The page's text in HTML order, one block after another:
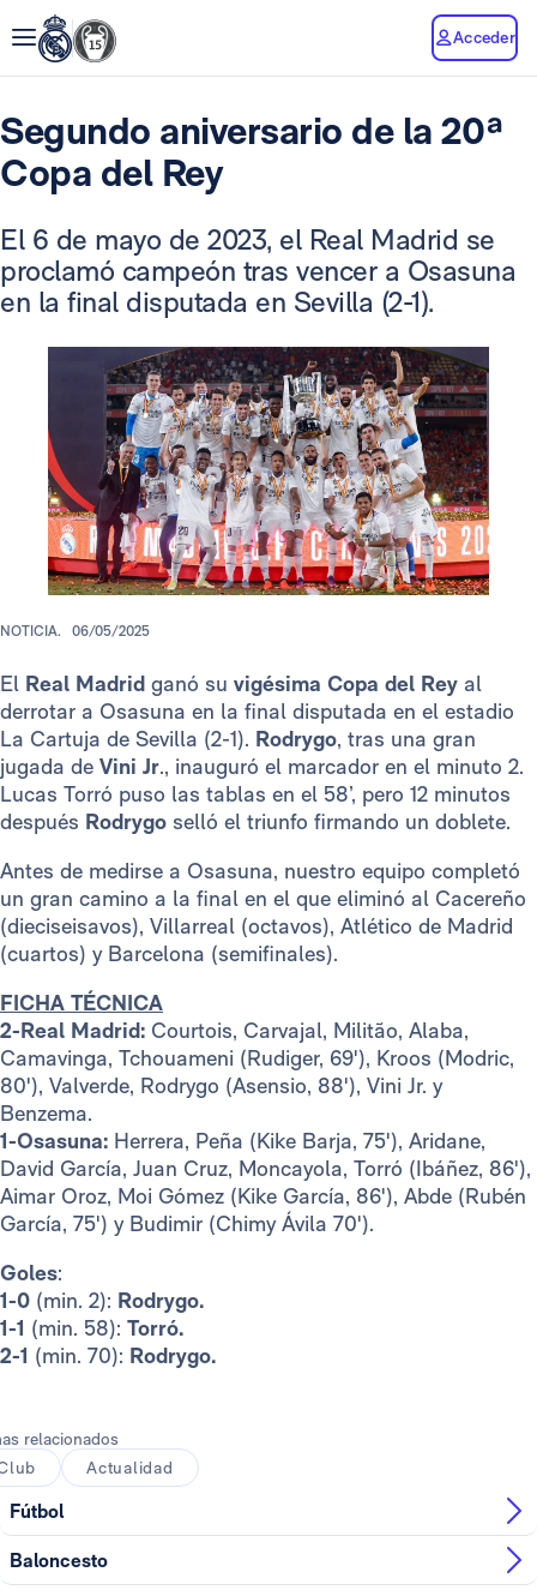
Acceder
Segundo aniversario de la 20ª
Copa del Rey
El 6 de mayo de 2023, el Real Madrid se
proclamó campeón tras vencer a Osasuna
en la final disputada en Sevilla (2-1).
NOTICIA. 06/05/2025
El Real Madrid ganó su vigésima Copa del Rey al
derrotar a Osasuna en la final disputada en el estadio
La Cartuja de Sevilla (2-1). Rodrygo, tras una gran
jugada de Vini Jr., inauguró el marcador en el minuto 2.
Lucas Torró puso las tablas en el 58’, pero 12 minutos
después Rodrygo selló el triunfo firmando un doblete.
Antes de medirse a Osasuna, nuestro equipo completó
un gran camino a la final en el que eliminó al Cacereño
(dieciseisavos), Villarreal (octavos), Atlético de Madrid
(cuartos) y Barcelona (semifinales).
FICHA TÉCNICA
2-Real Madrid: Courtois, Carvajal, Militão, Alaba,
Camavinga, Tchouameni (Rudiger, 69'), Kroos (Modric,
80'), Valverde, Rodrygo (Asensio, 88'), Vini Jr. y
Benzema.
1-Osasuna: Herrera, Peña (Kike Barja, 75'), Aridane,
David García, Juan Cruz, Moncayola, Torró (Ibáñez, 86'),
Aimar Oroz, Moi Gómez (Kike García, 86'), Abde (Rubén
García, 75') y Budimir (Chimy Ávila 70').
Goles:
1-0 (min. 2): Rodrygo.
1-1 (min. 58): Torró.
2-1 (min. 70): Rodrygo.
relacionados
Actualidad
Fútbol
Baloncesto